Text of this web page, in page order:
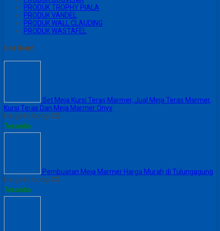
PRODUK TROPHY PIALA
PRODUK VANDEL
PRODUK WALL CLAUDING
PRODUK WASTAFEL
Hot Item!
Set Meja Kursi Teras Marmer, Jual Meja Teras Marmer,
Kursi Teras Dan Meja Marmer Onyx
Harga Hubungi CS
Tersedia
Pembuatan Meja Marmer Harga Murah di Tulungagung
Harga Hubungi CS
Tersedia